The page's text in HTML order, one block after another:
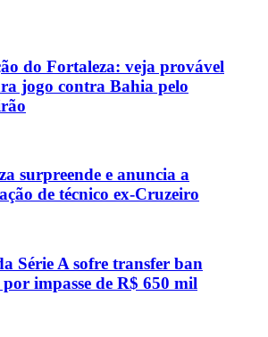
do Fortaleza: veja provável
jogo contra Bahia pelo
surpreende e anuncia a
de técnico ex-Cruzeiro
Série A sofre transfer ban
impasse de R$ 650 mil